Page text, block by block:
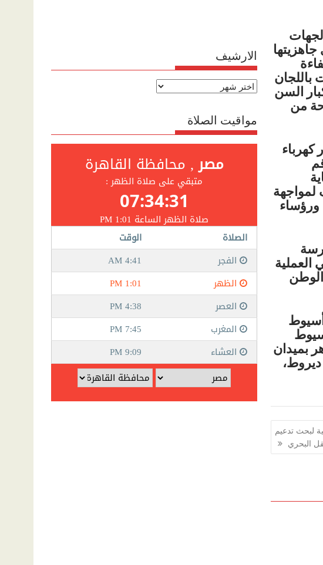
جاهزيتها
باللجان
السن
من
كهرباء
لمواجهة
ورؤساء
العملية
مدينة أسيوط
بميدان
لبحث تدعيم
البحري
الارشيف
الارشيف
مواقيت الصلاة